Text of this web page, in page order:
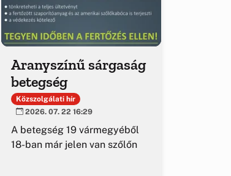
Aranyszínű sárgaság
betegség
Közszolgálati hír
2026. 07. 22 16:29
A betegség 19 vármegyéből
18-ban már jelen van szőlőn